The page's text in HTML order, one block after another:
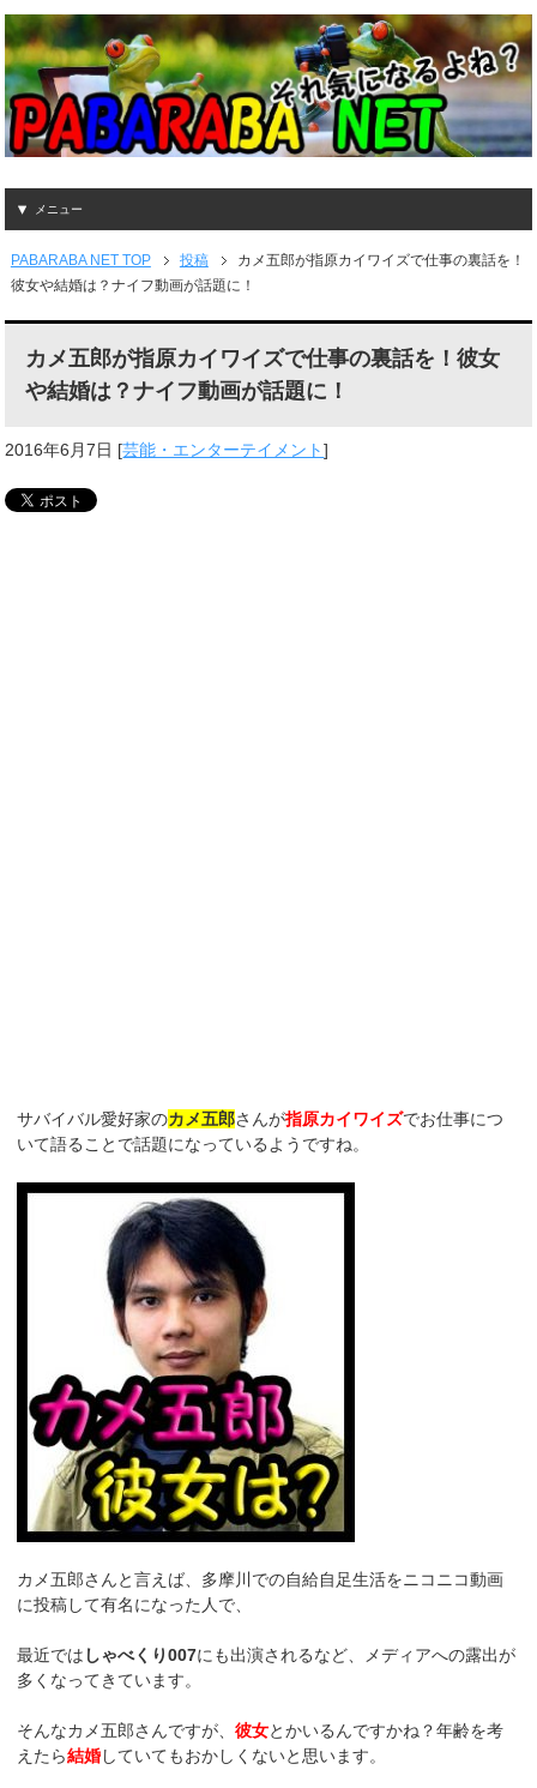
メニュー
PABARABA NET TOP 投稿
カメ五郎が指原カイワイズで仕事の裏話を！
彼女や結婚は？ナイフ動画が話題に！
カメ五郎が指原カイワイズで仕事の裏話を！彼女
や結婚は？ナイフ動画が話題に！
2016年6月7日 [芸能・エンターテイメント]
サバイバル愛好家のカメ五郎さんが指原カイワイズでお仕事につ
いて語ることで話題になっているようですね。
カメ五郎さんと言えば、多摩川での自給自足生活をニコニコ動画
に投稿して有名になった人で、
最近では しゃべくり007にも出演されるなど、メディアへの露出が
多くなってきています。
そんなカメ五郎さんですが、彼女とかいるんですかね？年齢を考
えたら結婚していてもおかしくないと思います。